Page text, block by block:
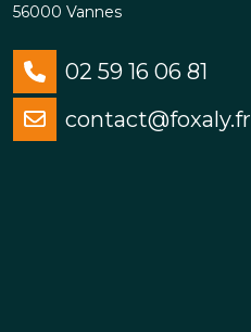
56000 Vannes
02 59 16 06 81
contact@foxaly.fr